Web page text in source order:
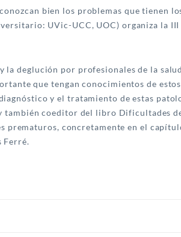
bien los problemas que tienen
UVic-UCC, UOC) organiza la
deglución por profesionales de la
que tengan conocimientos de
y el tratamiento de estas
también coeditor del libro Dificultades
prematuros, concretamente en el
Ferré.